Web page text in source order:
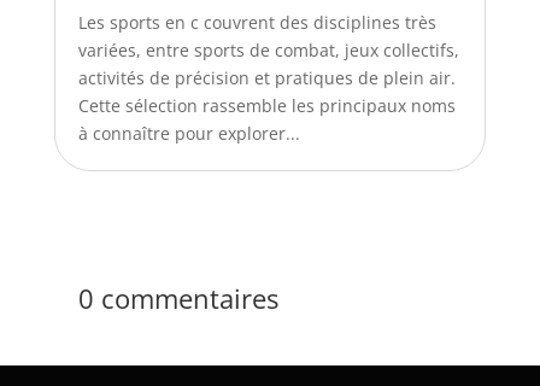
Les sports en c couvrent des disciplines très
variées, entre sports de combat, jeux collectifs,
activités de précision et pratiques de plein air.
Cette sélection rassemble les principaux noms
à connaître pour explorer...
0 commentaires